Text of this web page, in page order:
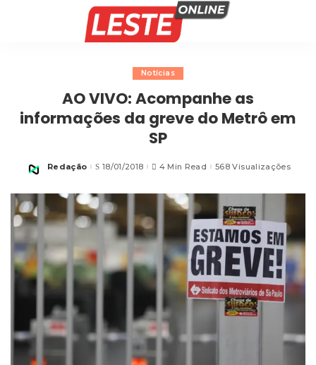
Notícias
AO VIVO: Acompanhe as
informações da greve do Metrô em
SP
Posted
Redação 18/01/2018 4 Min Read 568 Visualizações